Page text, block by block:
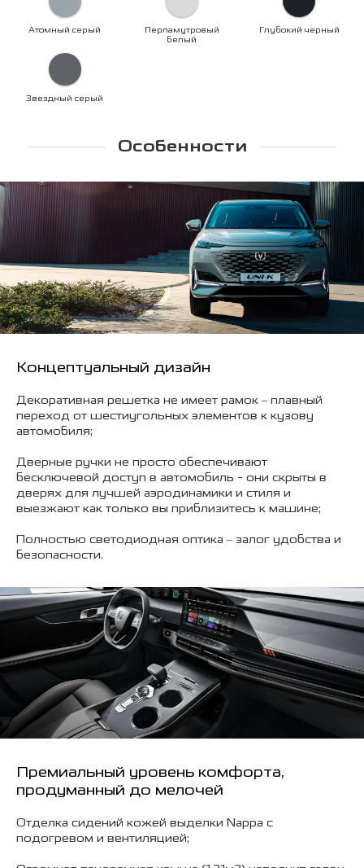
Атомный серый
Перламутровый
белый
Глубокий черный
Звездный серый
Особенности
Концептуальный дизайн
Декоративная решетка не имеет рамок – плавный
переход от шестиугольных элементов к кузову
автомобиля;
Дверные ручки не просто обеспечивают
бесключевой доступ в автомобиль - они скрыты в
дверях для лучшей аэродинамики и стиля и
выезжают как только вы приблизитесь к машине;
Полностью светодиодная оптика – залог удобства и
безопасности.
Премиальный уровень комфорта,
продуманный до мелочей
Отделка сидений кожей выделки Nappa c
подогревом и вентиляцией;